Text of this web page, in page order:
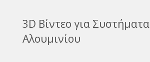
3D Βίντεο για Συστήματα
Αλουμινίου